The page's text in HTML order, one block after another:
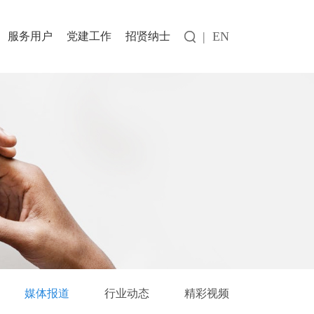
服务用户 党建工作 招贤纳士 | EN
媒体报道 行业动态 精彩视频